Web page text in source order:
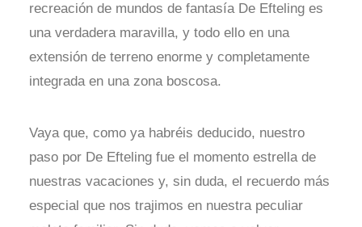
recreación de mundos de fantasía De Efteling es
una verdadera maravilla, y todo ello en una
extensión de terreno enorme y completamente
integrada en una zona boscosa.
Vaya que, como ya habréis deducido, nuestro
paso por De Efteling fue el momento estrella de
nuestras vacaciones y, sin duda, el recuerdo más
especial que nos trajimos en nuestra peculiar